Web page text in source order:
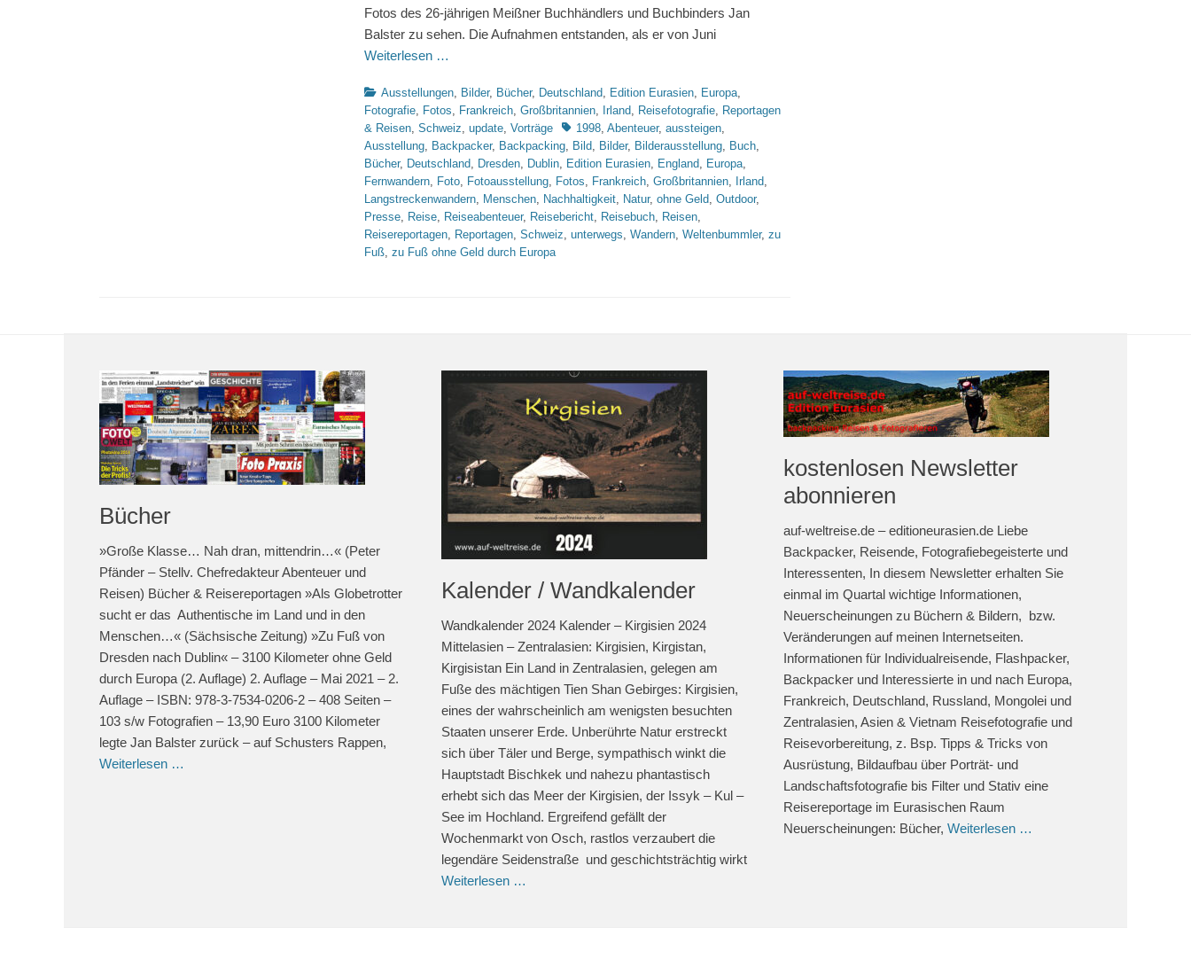
Fotos des 26-jährigen Meißner Buchhändlers und Buchbinders Jan
Balster zu sehen. Die Aufnahmen entstanden, als er von Juni
Weiterlesen …
Kategorien
Ausstellungen, Bilder, Bücher, Deutschland, Edition Eurasien, Europa,
Fotografie, Fotos, Frankreich, Großbritannien, Irland, Reisefotografie, Reportagen
& Reisen, Schweiz, update, Vorträge Schlagworte
1998, Abenteuer, aussteigen,
Ausstellung, Backpacker, Backpacking, Bild, Bilder, Bilderausstellung, Buch,
Bücher, Deutschland, Dresden, Dublin, Edition Eurasien, England, Europa,
Fernwandern, Foto, Fotoausstellung, Fotos, Frankreich, Großbritannien, Irland,
Langstreckenwandern, Menschen, Nachhaltigkeit, Natur, ohne Geld, Outdoor,
Presse, Reise, Reiseabenteuer, Reisebericht, Reisebuch, Reisen,
Reisereportagen, Reportagen, Schweiz, unterwegs, Wandern, Weltenbummler, zu
Fuß, zu Fuß ohne Geld durch Europa
Bücher
»Große Klasse… Nah dran, mittendrin…« (Peter
Pfänder – Stellv. Chefredakteur Abenteuer und
Reisen) Bücher & Reisereportagen »Als Globetrotter
sucht er das Authentische im Land und in den
Menschen…« (Sächsische Zeitung) »Zu Fuß von
Dresden nach Dublin« – 3100 Kilometer ohne Geld
durch Europa (2. Auflage) 2. Auflage – Mai 2021 – 2.
Auflage – ISBN: 978-3-7534-0206-2 – 408 Seiten –
103 s/w Fotografien – 13,90 Euro 3100 Kilometer
legte Jan Balster zurück – auf Schusters Rappen,
Weiterlesen …
Kalender / Wandkalender
Wandkalender 2024 Kalender – Kirgisien 2024
Mittelasien – Zentralasien: Kirgisien, Kirgistan,
Kirgisistan Ein Land in Zentralasien, gelegen am
Fuße des mächtigen Tien Shan Gebirges: Kirgisien,
eines der wahrscheinlich am wenigsten besuchten
Staaten unserer Erde. Unberührte Natur erstreckt
sich über Täler und Berge, sympathisch winkt die
Hauptstadt Bischkek und nahezu phantastisch
erhebt sich das Meer der Kirgisien, der Issyk – Kul –
See im Hochland. Ergreifend gefällt der
Wochenmarkt von Osch, rastlos verzaubert die
legendäre Seidenstraße und geschichtsträchtig wirkt
Weiterlesen …
kostenlosen Newsletter
abonnieren
auf-weltreise.de – editioneurasien.de Liebe
Backpacker, Reisende, Fotografiebegeisterte und
Interessenten, In diesem Newsletter erhalten Sie
einmal im Quartal wichtige Informationen,
Neuerscheinungen zu Büchern & Bildern, bzw.
Veränderungen auf meinen Internetseiten.
Informationen für Individualreisende, Flashpacker,
Backpacker und Interessierte in und nach Europa,
Frankreich, Deutschland, Russland, Mongolei und
Zentralasien, Asien & Vietnam Reisefotografie und
Reisevorbereitung, z. Bsp. Tipps & Tricks von
Ausrüstung, Bildaufbau über Porträt- und
Landschaftsfotografie bis Filter und Stativ eine
Reisereportage im Eurasischen Raum
Neuerscheinungen: Bücher, Weiterlesen …